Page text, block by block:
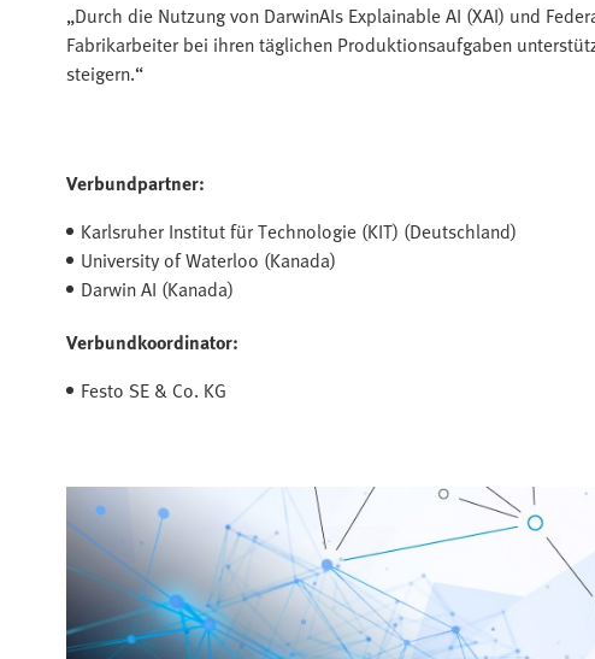
„Durch die Nutzung von DarwinAIs Explainable AI (XAI) und
Fabrikarbeiter bei ihren täglichen Produktionsaufgaben
steigern.“
Verbundpartner:
Karlsruher Institut für Technologie (KIT) (Deutschland)
University of Waterloo (Kanada)
Darwin AI (Kanada)
Verbundkoordinator:
Festo SE & Co. KG